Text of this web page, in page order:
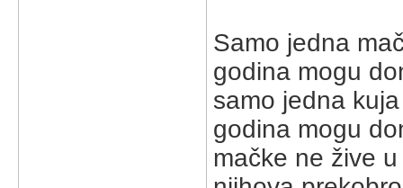
Samo jedna
godina mogu
samo jedna
godina mogu
mačke ne žive